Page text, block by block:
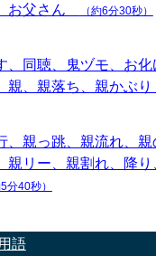
お父さん
（約6分30秒）
、同聴、鬼ヅモ、お化
親、親落ち、親かぶ
、親っ跳、親流れ、
親リー、親割れ、降り
5分40秒）
語